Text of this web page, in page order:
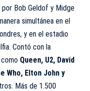
Bob Geldof y Midge
simultánea en el
y en el estadio
Contó con la
Queen, U2, David
Who, Elton John y
Más de 1.500